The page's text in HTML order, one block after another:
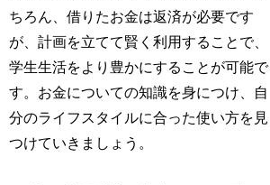
ちろん、借りたお金は返済が必要です
が、計画を立てて賢く利用することで、
学生生活をより豊かにすることが可能で
す。お金についての知識を身につけ、自
分のライフスタイルに合った使い方を見
つけていきましょう。